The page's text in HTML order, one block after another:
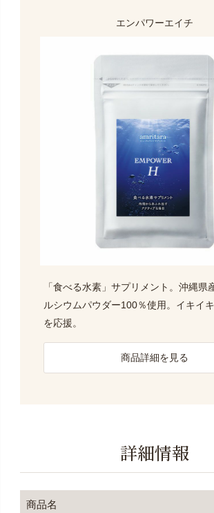
エンパワーエイチ
「食べる水素」サプリメント。沖縄県
ルシウムパウダー100％使用。イキイ
を応援。
商品詳細を見る
詳細情報
商品名